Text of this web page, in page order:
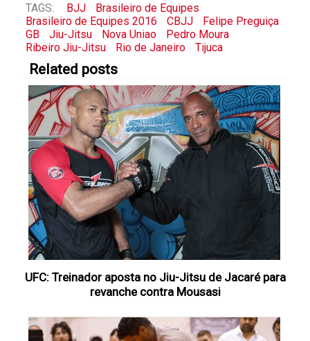
TAGS: BJJ
Brasileiro de Equipes
Brasileiro de Equipes 2016
CBJJ
Felipe Preguiça
GB
Jiu-Jitsu Nova Uniao
Pedro Moura
Ribeiro Jiu-Jitsu
Rio de Janeiro Tijuca
Related posts
UFC: Treinador aposta no Jiu-Jitsu de Jacaré para
revanche contra Mousasi